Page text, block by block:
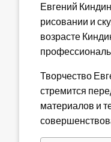
Евгений
рисовании и
возрасте
Творчество
стремится
материалов и